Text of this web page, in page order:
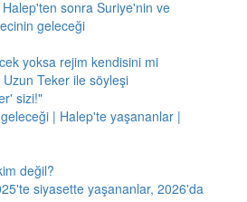
sonra Suriye'nin ve
geleceği
yoksa rejim kendisini mi
Teker ile söyleşi
sizi!"
| Halep'te yaşananlar |
değil?
siyasette yaşananlar, 2026'da